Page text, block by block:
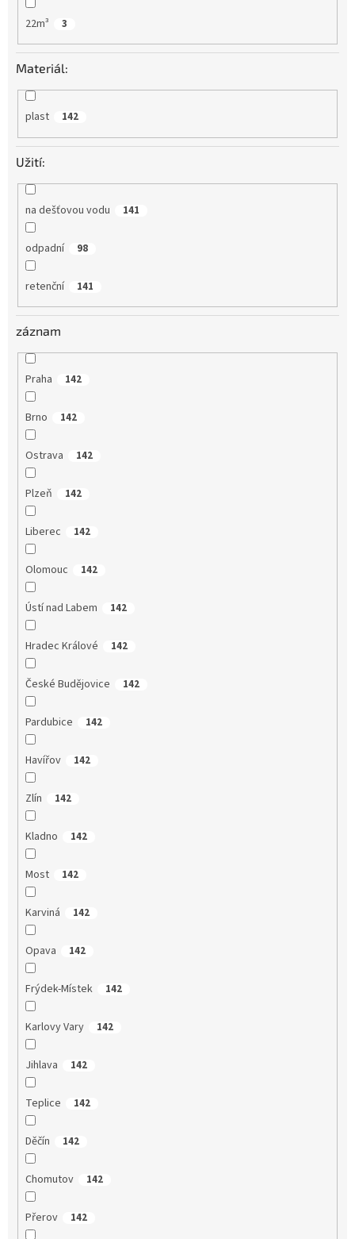
22m³ 3
Materiál:
plast 142
Užití:
na dešťovou vodu 141
odpadní 98
retenční 141
záznam
Praha 142
Brno 142
Ostrava 142
Plzeň 142
Liberec 142
Olomouc 142
Ústí nad Labem 142
Hradec Králové 142
České Budějovice 142
Pardubice 142
Havířov 142
Zlín 142
Kladno 142
Most 142
Karviná 142
Opava 142
Frýdek-Místek 142
Karlovy Vary 142
Jihlava 142
Teplice 142
Děčín 142
Chomutov 142
Přerov 142